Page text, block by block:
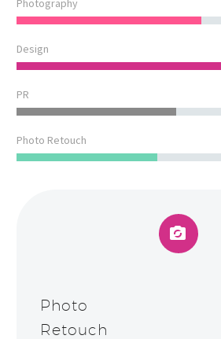
Photography
Design
PR
Photo Retouch


Photo
Retouch